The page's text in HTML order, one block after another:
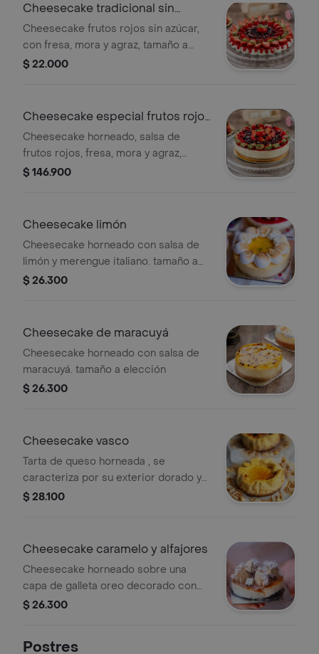
Cheesecake tradicional sin
azúcar
Cheesecake frutos rojos sin azúcar,
con fresa, mora y agraz, tamaño a
elección.
$ 22.000
Cheesecake especial frutos rojos
10 px
Cheesecake horneado, salsa de
frutos rojos, fresa, mora y agraz,
tamaño a elección.
$ 146.900
Cheesecake limón
Cheesecake horneado con salsa de
limón y merengue italiano. tamaño a
elección
$ 26.300
Cheesecake de maracuyá
Cheesecake horneado con salsa de
maracuyá. tamaño a elección
$ 26.300
Cheesecake vasco
Tarta de queso horneada , se
caracteriza por su exterior dorado y
su interior cremoso, tamaño personal.
$ 28.100
Cheesecake caramelo y alfajores
Cheesecake horneado sobre una
capa de galleta oreo decorado con
salsa de caramelo y trocitos de
$ 26.300
Postres